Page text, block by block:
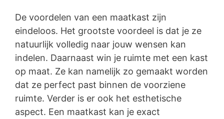
De voordelen van een maatkast zijn
eindeloos. Het grootste voordeel is dat je ze
natuurlijk volledig naar jouw wensen kan
indelen. Daarnaast win je ruimte met een kast
op maat. Ze kan namelijk zo gemaakt worden
dat ze perfect past binnen de voorziene
ruimte. Verder is er ook het esthetische
aspect. Een maatkast kan je exact